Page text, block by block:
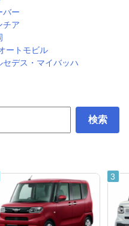
バー
チア
ートモビル
セデス・マイバッハ
検索